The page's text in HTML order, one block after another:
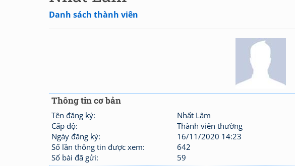
Danh sách thành viên
Thông tin cơ bản
Tên đăng ký:
Nhất Lâm
Cấp độ:
Thành viên thường
Ngày đăng ký:
16/11/2020 14:23
Số lần thông tin được xem:
642
Số bài đã gửi:
59